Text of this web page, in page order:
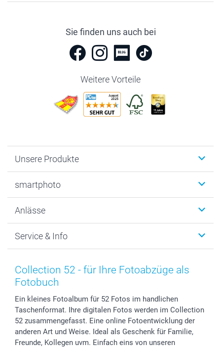
Sie finden uns auch bei
Weitere Vorteile
Unsere Produkte
Fotogeschenke
MyNameBook
Fotoabzüge, Fotos als Buch & Poster
Zubehör & Material
Foto-Kalender & Agenden
Geschenk-Gutscheine (PDF)
smartphoto
Warum smartphoto
Datenschutz
AGB
Impressum
Partnerprogramme
Investor Relations
B2B smartbusiness
Widerrufsrecht
Anlässe
Neujahr
Muttertag
Vatertag
Hochzeit
Geburtstag
Geburt
Zu allen Anlässen
Service & Info
Preise und Versandkosten
Lieferfristen
Zahlungsmöglichkeiten
Anmelden /Registrieren
Sitemap
Status der Bestellung
Collection 52 - für Ihre Fotoabzüge als
Fotobuch
Ein kleines Fotoalbum für 52 Fotos im handlichen
Taschenformat. Ihre digitalen Fotos werden im Collection
52 zusammengefasst. Eine online Fotoentwicklung der
anderen Art und Weise. Ideal als Geschenk für Familie,
Freunde, Kollegen uvm. Einfach eins von unseren